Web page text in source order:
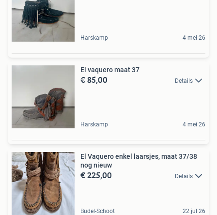
Harskamp 4 mei 26
El vaquero maat 37
€ 85,00 Details
Harskamp 4 mei 26
El Vaquero enkel laarsjes, maat 37/38
nog nieuw
€ 225,00 Details
Budel-Schoot 22 jul 26